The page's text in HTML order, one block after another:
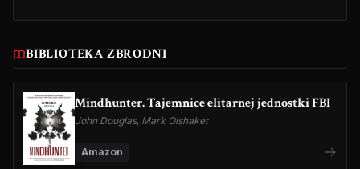
BIBLIOTEKA ZBRODNI
Mindhunter. Tajemnice elitarnej jednostki FBI
John Douglas, Mark Olshaker
Amazon